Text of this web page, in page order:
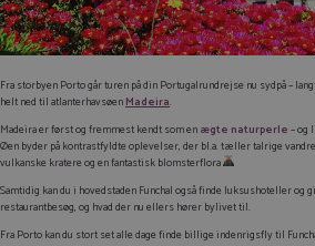
Fra storbyen Porto går turen på din Portugalrundrejse nu sydpå –
helt ned til atlanterhavsøenMadeira.
Madeira er først og fremmest kendt som enægte naturperle– og
Øen byder på kontrastfyldte oplevelser, der bl.a. tæller talrige
vulkanske kratere og en fantastisk blomsterflora
Samtidig kan du i hovedstaden Funchal også finde luksushoteller og
restaurantbesøg, og hvad der nu ellers hører bylivet til.
Fra Porto kan du stort set alle dage finde billige indenrigsfly til